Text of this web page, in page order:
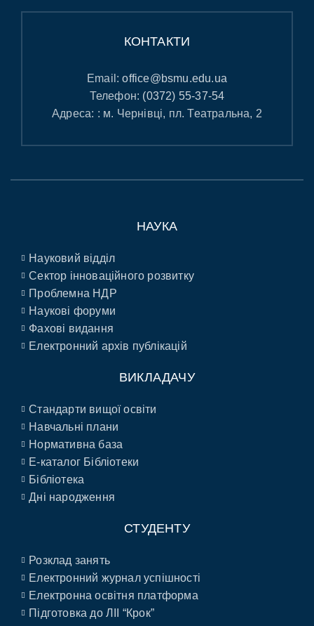
КОНТАКТИ
Email:office@bsmu.edu.ua
Телефон: (0372) 55-37-54
Адреса: : м. Чернівці, пл. Театральна, 2
НАУКА
Науковий відділ
Сектор інноваційного розвитку
Проблемна НДР
Наукові форуми
Фахові видання
Електронний архів публікацій
ВИКЛАДАЧУ
Стандарти вищої освіти
Навчальні плани
Нормативна база
E-каталог Бібліотеки
Бібліотека
Дні народження
СТУДЕНТУ
Розклад занять
Електронний журнал успішності
Електронна освітня платформа
Підготовка до ЛІІ “Крок”